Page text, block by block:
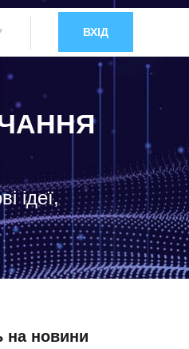
ВХІД
ідеї,
на новини